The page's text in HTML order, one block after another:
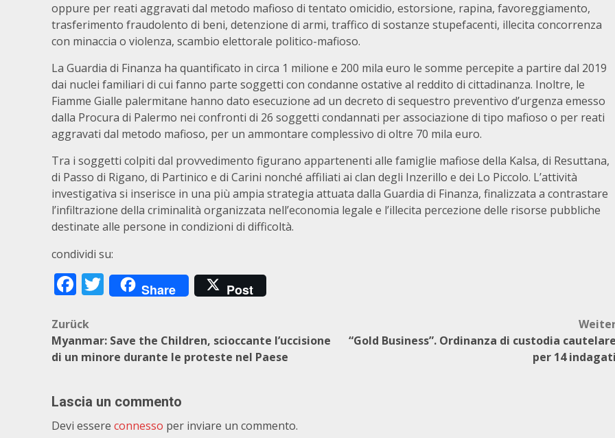
oppure per reati aggravati dal metodo mafioso di tentato omicidio, estorsione, rapina, favoreggiamento,
trasferimento fraudolento di beni, detenzione di armi, traffico di sostanze stupefacenti, illecita concorrenza
con minaccia o violenza, scambio elettorale politico-mafioso.
La Guardia di Finanza ha quantificato in circa 1 milione e 200 mila euro le somme percepite a partire dal 2019
dai nuclei familiari di cui fanno parte soggetti con condanne ostative al reddito di cittadinanza. Inoltre, le
Fiamme Gialle palermitane hanno dato esecuzione ad un decreto di sequestro preventivo d’urgenza emesso
dalla Procura di Palermo nei confronti di 26 soggetti condannati per associazione di tipo mafioso o per reati
aggravati dal metodo mafioso, per un ammontare complessivo di oltre 70 mila euro.
Tra i soggetti colpiti dal provvedimento figurano appartenenti alle famiglie mafiose della Kalsa, di Resuttana,
di Passo di Rigano, di Partinico e di Carini nonché affiliati ai clan degli Inzerillo e dei Lo Piccolo. L’attività
investigativa si inserisce in una più ampia strategia attuata dalla Guardia di Finanza, finalizzata a contrastare
l’infiltrazione della criminalità organizzata nell’economia legale e l’illecita percezione delle risorse pubbliche
destinate alle persone in condizioni di difficoltà.
condividi su:
Facebook
Twitter
Share Post
Beitragsnavigation
Zurück
Myanmar: Save the Children, scioccante l’uccisione
di un minore durante le proteste nel Paese
“Gold Business”. Ordinanza di custodia
per 14
Lascia un commento
Devi essere connesso per inviare un commento.